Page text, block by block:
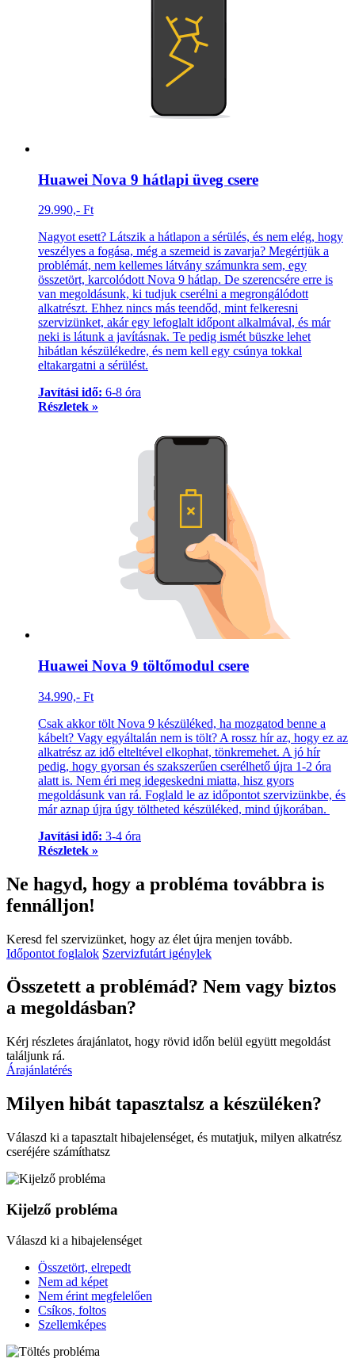
Huawei Nova 9 hátlapi üveg csere
29.990,- Ft
Nagyot esett? Látszik a hátlapon a sérülés, és nem elég, hogy
veszélyes a fogása, még a szemeid is zavarja? Megértjük a
problémát, nem kellemes látvány számunkra sem, egy
összetört, karcolódott Nova 9 hátlap. De szerencsére erre is
van megoldásunk, ki tudjuk cserélni a megrongálódott
alkatrészt. Ehhez nincs más teendőd, mint felkeresni
szervizünket, akár egy lefoglalt időpont alkalmával, és már
neki is látunk a javításnak. Te pedig ismét büszke lehet
hibátlan készülékedre, és nem kell egy csúnya tokkal
eltakargatni a sérülést.
Javítási idő: 6-8 óra
Részletek »
Huawei Nova 9 töltőmodul csere
34.990,- Ft
Csak akkor tölt Nova 9 készüléked, ha mozgatod benne a
kábelt? Vagy egyáltalán nem is tölt? A rossz hír az, hogy ez az
alkatrész az idő elteltével elkophat, tönkremehet. A jó hír
pedig, hogy gyorsan és szakszerűen cserélhető újra 1-2 óra
alatt is. Nem éri meg idegeskedni miatta, hisz gyors
megoldásunk van rá. Foglald le az időpontot szervizünkbe, és
már aznap újra úgy töltheted készüléked, mind újkorában.
Javítási idő: 3-4 óra
Részletek »
Ne hagyd, hogy a probléma továbbra is
fennálljon!
Keresd fel szervizünket, hogy az élet újra menjen tovább.
Időpontot foglalok Szervizfutárt igénylek
Összetett a problémád? Nem vagy biztos
a megoldásban?
Kérj részletes árajánlatot, hogy rövid időn belül együtt megoldást
találjunk rá.
Árajánlatérés
Milyen hibát tapasztalsz a készüléken?
Válaszd ki a tapasztalt hibajelenséget, és mutatjuk, milyen alkatrész
cseréjére számíthatsz
Kijelző probléma
Válaszd ki a hibajelenséget
Összetört, elrepedt
Nem ad képet
Nem érint megfelelően
Csíkos, foltos
Szellemképes